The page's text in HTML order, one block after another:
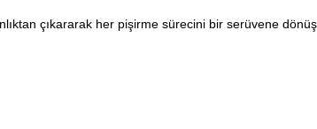
çıkararak her pişirme sürecini bir serüvene